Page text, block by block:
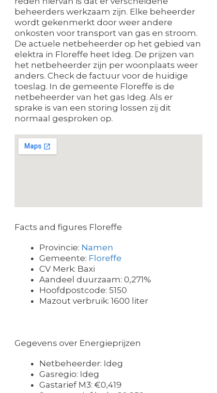
beheerders werkzaam zijn. Elke beheerder
wordt gekenmerkt door weer andere
onkosten voor transport van gas en stroom.
De actuele netbeheerder op het gebied van
elektra in Floreffe heet Ideg. De prijzen van
het netbeheerder zijn per woonplaats weer
anders. Check de factuur voor de huidige
toeslag. In de gemeente Floreffe is de
netbeheerder van het gas Ideg. Als er
sprake is van een storing lossen zij dit
normaal gesproken op.
Facts and figures Floreffe
Provincie: Namen
Gemeente: Floreffe
CV Merk: Baxi
Aandeel duurzaam: 0,271%
Hoofdpostcode: 5150
Mazout verbruik: 1600 liter
Gegevens over Energieprijzen
Netbeheerder: Ideg
Gasregio: Ideg
Gastarief M3: €0,419